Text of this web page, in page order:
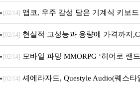
니터·스마트 펫 침대 기부
[02/14] 앱코, 우주 감성 담은 기계식 키보
브랜드데이 기획전 진행
[02/14] 현실적 고성능과 용량에 가격까지
M.2 NVMe 디앤디컴 1TB
[02/14] 모바일 파밍 MMORPG ‘히어로 랜
[02/14] 셰에라자드, Questyle Audio(퀘스